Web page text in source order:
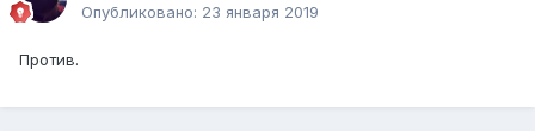
Опубликовано: 23 января 2019
Против.